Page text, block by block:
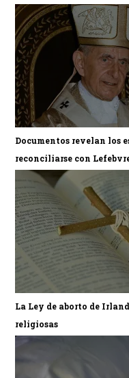
Documentos revelan los
reconciliarse con
La Ley de aborto de
religiosas